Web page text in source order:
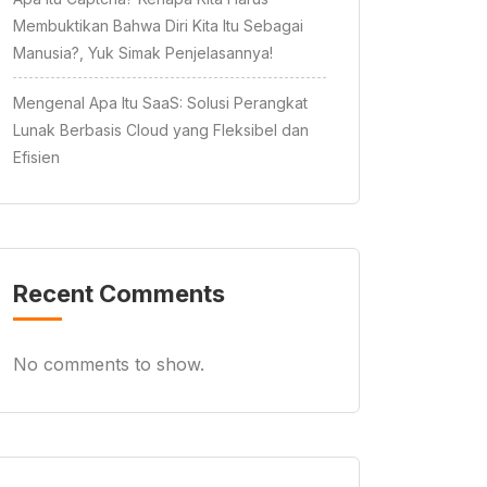
Membuktikan Bahwa Diri Kita Itu Sebagai
Manusia?, Yuk Simak Penjelasannya!
Mengenal Apa Itu SaaS: Solusi Perangkat
Lunak Berbasis Cloud yang Fleksibel dan
Efisien
Recent Comments
No comments to show.